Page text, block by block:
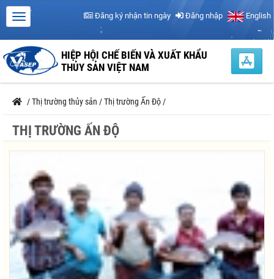
Đăng ký nhận tin ngày Đăng nhập English
HIỆP HỘI CHẾ BIẾN VÀ XUẤT KHẨU
THỦY SẢN VIỆT NAM
/Thị trường thủy sản /Thị trường Ấn Độ /
THỊ TRƯỜNG ẤN ĐỘ